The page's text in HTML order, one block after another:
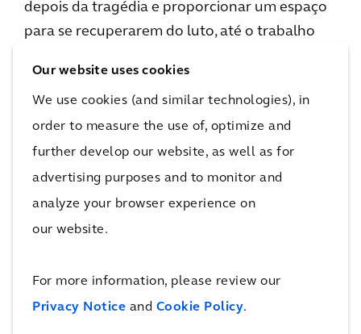
Our website uses cookies
We use cookies (and similar technologies), in
order to measure the use of, optimize and
further develop our website, as well as for
advertising purposes and to monitor and
analyze your browser experience on
our website.
For more information, please review our
Privacy Notice and Cookie Policy.
depois da tragédia e proporcionar um espaço
para se recuperarem do luto, até o trabalho
gangues, criando espaços ao ar livre, como
academias construídas a partir de metal de
facas e lâminas recicladas.
Martina Girvan, Chefe de Ecologia e
Arboricultura da Arcadis, tem trabalhado com
Valor Social, para ajudar a instituição de